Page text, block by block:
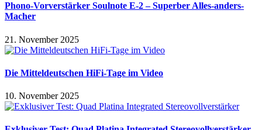
Phono-Vorverstärker Soulnote E-2 – Superber Alles-anders-
Macher
21. November 2025
Die Mitteldeutschen HiFi-Tage im Video
10. November 2025